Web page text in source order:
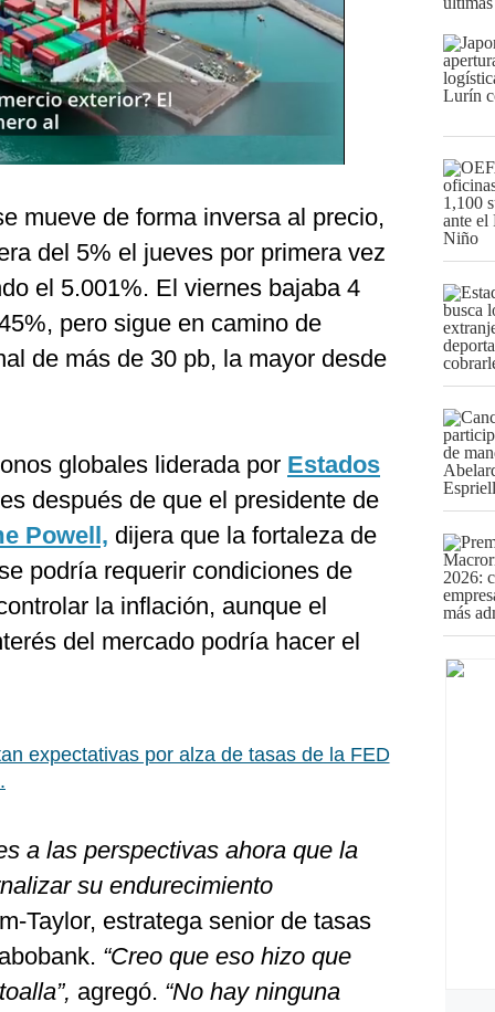
mueve de forma inversa al precio,
del 5% el jueves por primera vez
el 5.001%. El viernes bajaba 4
pero sigue en camino de
de más de 30 pb, la mayor desde
globales liderada por Estados
después de que el presidente de
Powell, dijera que la fortaleza de
podría requerir condiciones de
la inflación, aunque el
del mercado podría hacer el
expectativas por alza de tasas de la FED
a las perspectivas ahora que la
su endurecimiento
Taylor, estratega senior de tasas
“Creo que eso hizo que
agregó. “No hay ninguna